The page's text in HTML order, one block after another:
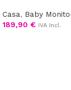
Casa, Baby
189,90 € IVA Incl.